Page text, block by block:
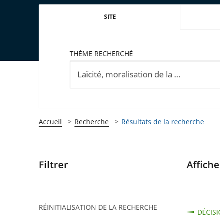
SITE
THÈME RECHERCHÉ
Accueil Recherche Résultats de la recherche
Passer
pour
Filtrer
RÉINITIALISATION DE LA RECHERCHE